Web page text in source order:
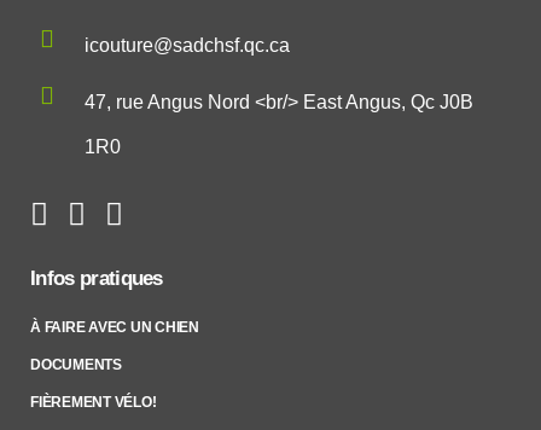
icouture@sadchsf.qc.ca
47, rue Angus Nord <br/> East Angus, Qc J0B
1R0
Infos pratiques
À FAIRE AVEC UN CHIEN
DOCUMENTS
FIÈREMENT VÉLO!